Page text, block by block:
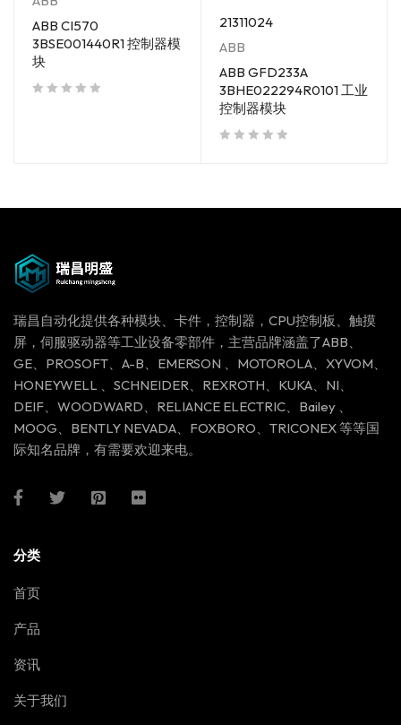
ABB CI570
3BSE001440R1 控制器模
块
21311024
ABB
ABB GFD233A
3BHE022294R0101 工业
控制器模块
瑞昌自动化提供各种模块、卡件，控制器，CPU控制板、触摸
屏，伺服驱动器等工业设备零部件，主营品牌涵盖了ABB、
GE、PROSOFT、A-B、EMERSON 、MOTOROLA、XYVOM、
HONEYWELL 、SCHNEIDER、REXROTH、KUKA、NI、
DEIF、WOODWARD、RELIANCE ELECTRIC、Bailey 、
MOOG、BENTLY NEVADA、FOXBORO、TRICONEX 等等国
际知名品牌，有需要欢迎来电。
分类
首页
产品
资讯
关于我们